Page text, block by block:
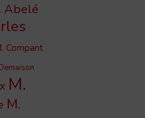
Abelé
Compant
M.
M.